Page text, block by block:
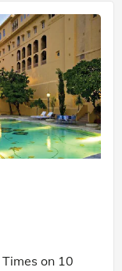
on 10